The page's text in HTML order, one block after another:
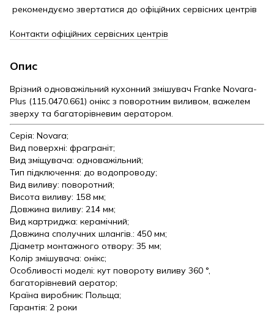
рекомендуємо звертатися до офіційних сервісних центрів
Контакти офіційних сервісних центрів
Опис
Врізний одноважільний кухонний змішувач Franke Novara-
Plus (115.0470.661) онікс з поворотним виливом, важелем
зверху та багаторівневим аератором.
Серія: Novara;
Вид поверхні: фраграніт;
Вид зміщувача: одноважільний;
Тип підключення: до водопроводу;
Вид виливу: поворотний;
Висота виливу: 158 мм;
Довжина виливу: 214 мм;
Вид картриджа: керамічний;
Довжина сполучних шлангів.: 450 мм;
Діаметр монтажного отвору: 35 мм;
Колір змішувача: онікс;
Особливості моделі: кут повороту виливу 360 °,
багаторівневий аератор;
Країна виробник: Польща;
Гарантія: 2 роки